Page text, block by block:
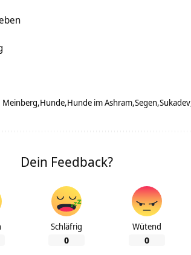
Meinberg Hunde Hunde im Ashram Segen Sukadev
Dein Feedback?
Schläfrig
0
Wütend
0